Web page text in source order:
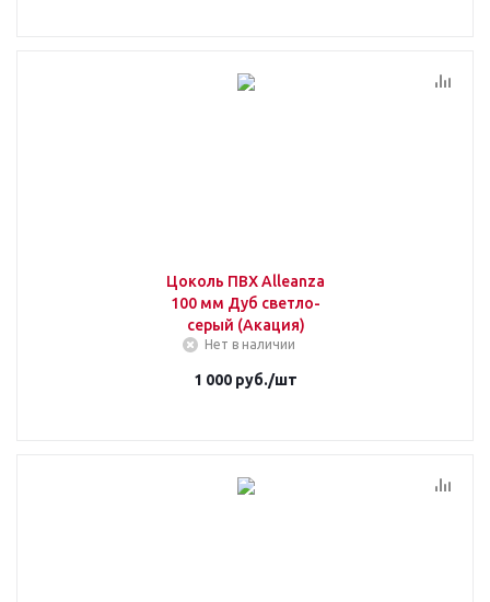
Цоколь ПВХ Alleanza
100 мм Дуб светло-
серый (Акация)
Нет в наличии
1 000 руб./шт